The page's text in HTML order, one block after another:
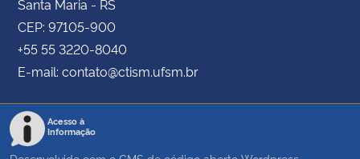
Santa Maria - RS
CEP: 97105-900
+55 55 3220-8040
E-mail: contato@ctism.ufsm.br
Acesso à
Informação